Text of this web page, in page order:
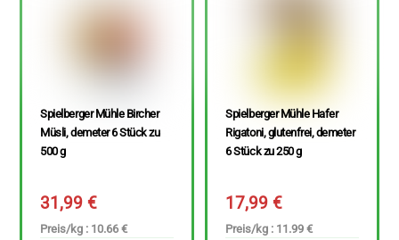
Spielberger Mühle Bircher
Müsli, demeter 6 Stück zu
500 g
31,99€
Preis/kg : 10.66 €
Spielberger Mühle Hafer
Rigatoni, glutenfrei, demeter
6 Stück zu 250 g
17,99€
Preis/kg : 11.99 €